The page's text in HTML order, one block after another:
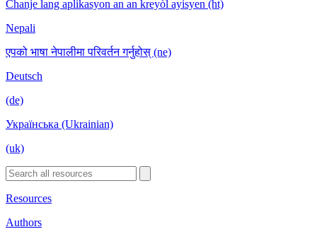
Chanje lang aplikasyon an an kreyòl ayisyen (ht)
Nepali
एपको भाषा नेपालीमा परिवर्तन गर्नुहोस् (ne)
Deutsch
(de)
Українська (Ukrainian)
(uk)
Resources
Authors